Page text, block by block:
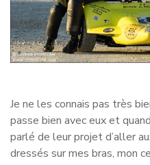
Je ne les connais pas très
passe bien avec eux et
parlé de leur projet d’aller
dressés sur mes bras, mon